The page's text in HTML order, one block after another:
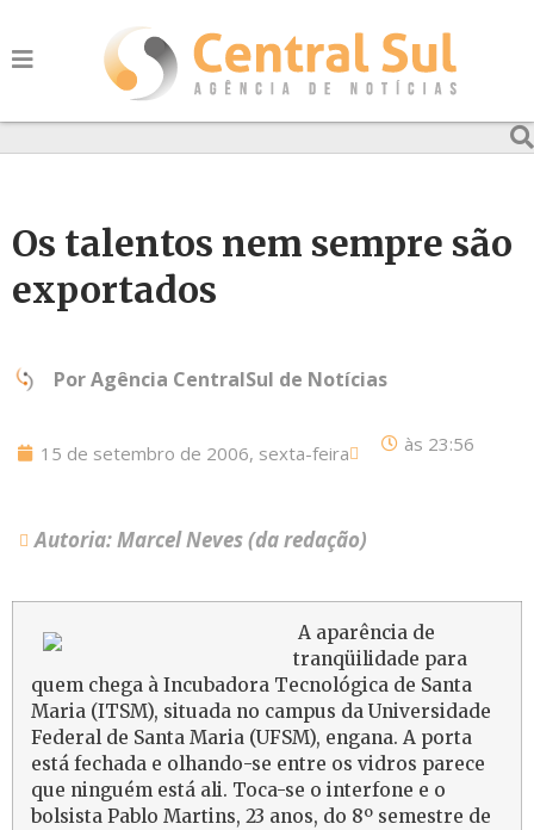
Os talentos nem sempre são
exportados
PorAgência CentralSul de Notícias
15 de setembro de 2006, sexta-feira às 23:56
Autoria: Marcel Neves (da redação)
A aparência de
tranqüilidade para
quem chega à Incubadora Tecnológica de Santa
Maria (ITSM), situada no campus da Universidade
Federal de Santa Maria (UFSM), engana. A porta
está fechada e olhando-se entre os vidros parece
que ninguém está ali. Toca-se o interfone e o
bolsista Pablo Martins, 23 anos, do 8º semestre de